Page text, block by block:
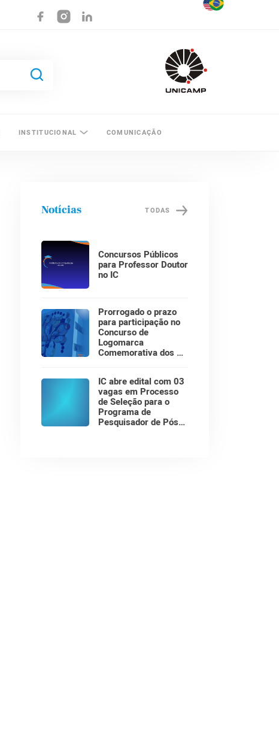
INSTITUCIONAL COMUNICAÇÃO
Notícias TODAS
Concursos Públicos
para Professor Doutor
no IC
Prorrogado o prazo
para participação no
Concurso de
Logomarca
Comemorativa dos 30
IC abre edital com 03
vagas em Processo
de Seleção para o
Programa de
Pesquisador de Pós-